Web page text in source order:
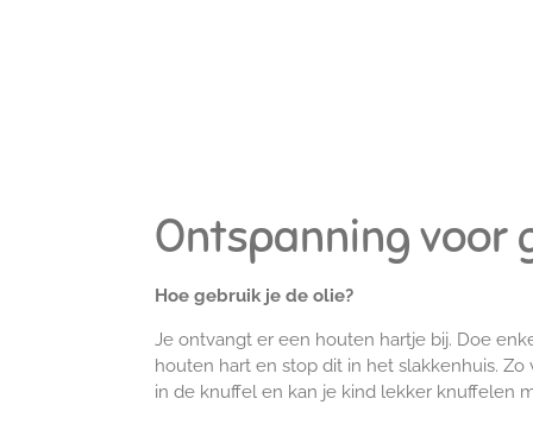
Ontspanning voor
Hoe gebruik je de olie?
Je ontvangt er een houten hartje bij. Doe
houten hart en stop dit in het slakkenhuis.
in de knuffel en kan je kind lekker knuffelen